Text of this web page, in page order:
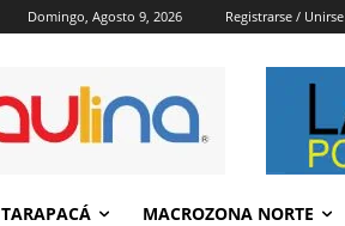
Domingo, Agosto 9, 2026 Registrarse / Unirse
TARAPACÁ MACROZONA NORTE